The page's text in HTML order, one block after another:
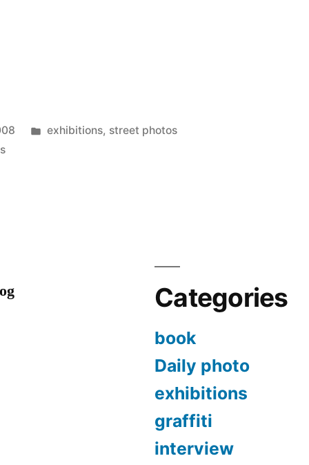
Posted
exhibitions, street photos
on
Categories
book
Daily photo
exhibitions
graffiti
interview